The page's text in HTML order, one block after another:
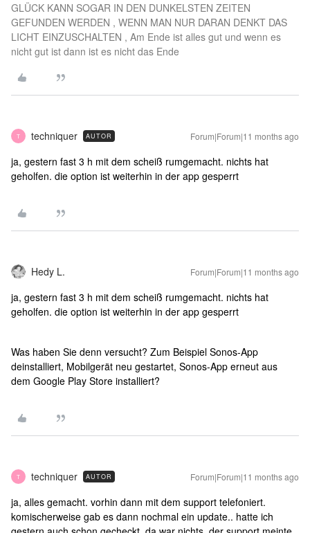
GLÜCK KANN SOGAR IN DEN DUNKELSTEN ZEITEN
GEFUNDEN WERDEN , WENN MAN NUR DARAN DENKT DAS
LICHT EINZUSCHALTEN , Am Ende ist alles gut und wenn es
nicht gut ist dann ist es nicht das Ende
T techniquer AUTOR Forum|Forum|11 months ago
ja, gestern fast 3 h mit dem scheiß rumgemacht. nichts hat
geholfen. die option ist weiterhin in der app gesperrt
Hedy L. Forum|Forum|11 months ago
ja, gestern fast 3 h mit dem scheiß rumgemacht. nichts hat
geholfen. die option ist weiterhin in der app gesperrt
Was haben Sie denn versucht? Zum Beispiel Sonos-App
deinstalliert, Mobilgerät neu gestartet, Sonos-App erneut aus
dem Google Play Store installiert?
T techniquer AUTOR Forum|Forum|11 months ago
ja, alles gemacht. vorhin dann mit dem support telefoniert.
komischerweise gab es dann nochmal ein update.. hatte ich